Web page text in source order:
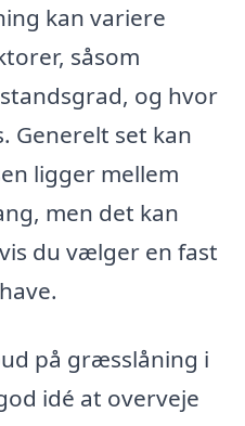
kan variere
såsom
og hvor
Generelt set kan
ligger mellem
men det kan
du vælger en fast
på græsslåning i
idé at overveje